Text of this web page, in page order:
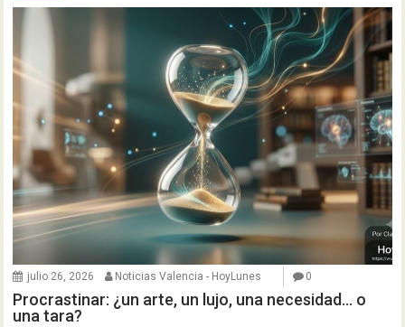
julio 26, 2026 Noticias Valencia - HoyLunes 0
Procrastinar: ¿un arte, un lujo, una necesidad… o
una tara?